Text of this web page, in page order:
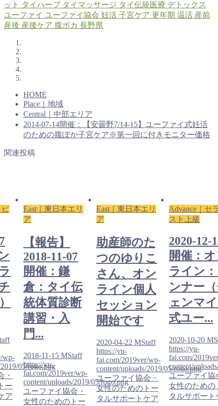
ット タイハーブ タイマッサージ タイ伝統医療 デトックス
ユーファイ ユーファイ協会 妊活 子宮ケア 更年期 温活 産前
産後 産後ケア 腹ポカ 長野県
HOME
Place｜地域
Central｜中部エリア
2014-07-14開催：【安曇野7/14-15】ユーファイ式妊活
のための腹ぽか子宮ケア※第一回に付きモニター価格
関連投稿
ピ
wp-
05/rogo.png
・
ー
ア
East｜東日本エリ
ア
【報告】
2018-11-07
開催：鎌
倉：タイ伝
統体質診断
講習・入
門...
2018-11-15 MStaff
https://yu-
fai.com/2019ver/wp-
content/uploads/2019/05/rogo.png
ユーファイ協会・
女性のためのトー
East｜東日本エリ
ア
助産師のた
つのゆりこ
さん、オン
ライン個人
セッション
開始です
2020-04-22 MStaff
https://yu-
fai.com/2019ver/wp-
content/uploads/2019/05/rogo.png
ユーファイ協会・
女性のためのトー
タルサポートケア
Advance｜セ
スト上級
2020-12-
開催：
ライン
ンナー
ェンマ
式ユー...
2020-10-20
https://yu-
fai.com/
content/
ユーファイ協
女性のための
タルサポート